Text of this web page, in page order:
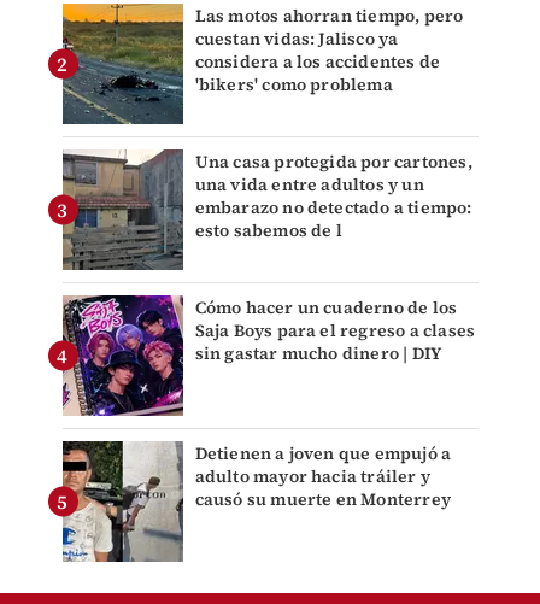
Las motos ahorran tiempo, pero
cuestan vidas: Jalisco ya
considera a los accidentes de
'bikers' como problema
Una casa protegida por cartones,
una vida entre adultos y un
embarazo no detectado a tiempo:
esto sabemos de l
Cómo hacer un cuaderno de los
Saja Boys para el regreso a clases
sin gastar mucho dinero | DIY
Detienen a joven que empujó a
adulto mayor hacia tráiler y
causó su muerte en Monterrey